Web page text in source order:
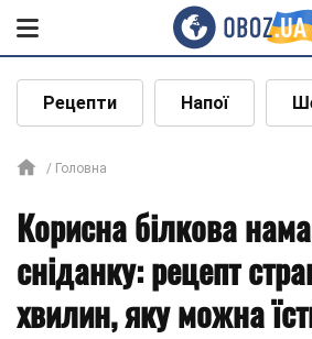
Рецепти Напої
Головна
Корисна білкова
сніданку: рецепт
хвилин, яку можна